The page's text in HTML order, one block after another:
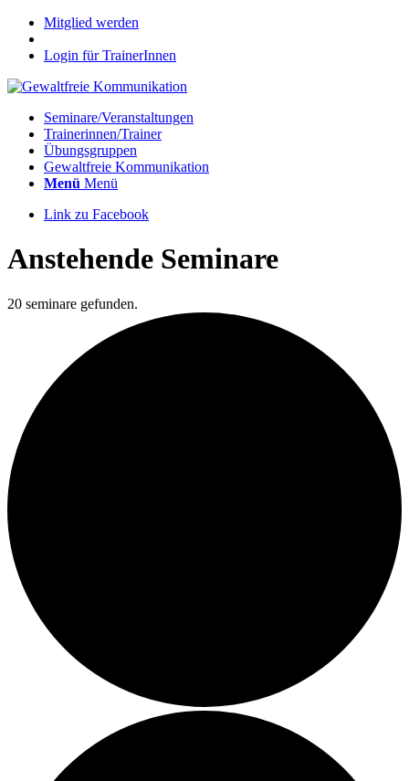
Mitglied werden
Login für TrainerInnen
Seminare/Veranstaltungen
Trainerinnen/Trainer
Übungsgruppen
Gewaltfreie Kommunikation
Menü Menü
Link zu Facebook
Anstehende Seminare
20 seminare gefunden.